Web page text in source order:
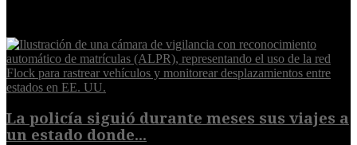
La policía siguió durante meses sus viajes a
un estado donde...